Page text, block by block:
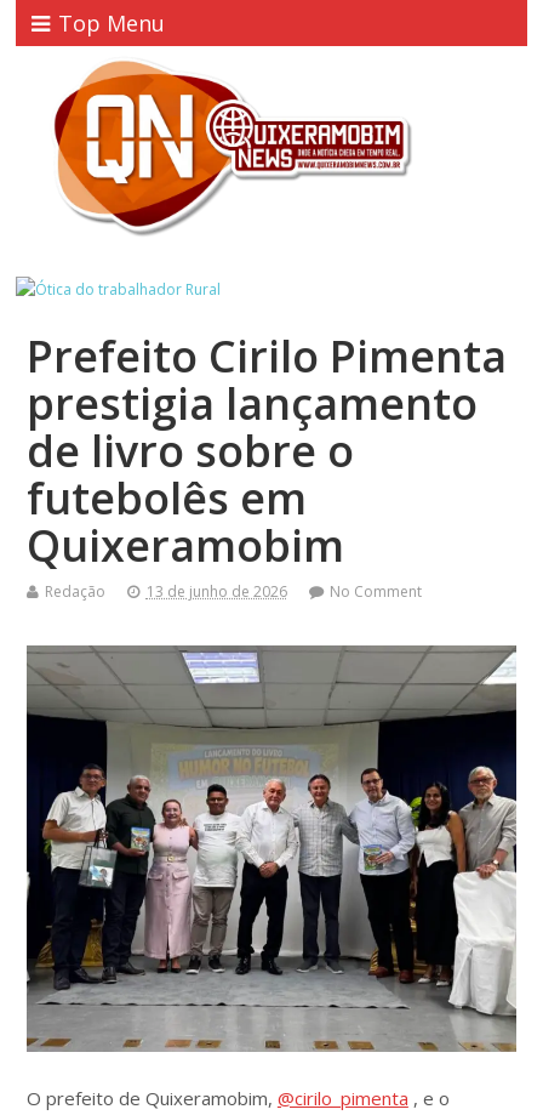
Top Menu
Prefeito Cirilo Pimenta
prestigia lançamento
de livro sobre o
futebolês em
Quixeramobim
Redação 13 de junho de 2026 No Comment
O prefeito de Quixeramobim, @cirilo_pimenta , e o